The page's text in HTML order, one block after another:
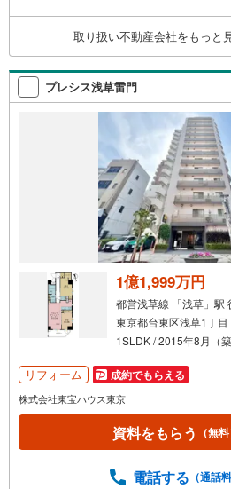
迎えに上がります。■不動産
○住宅ローンのご相談 ○買
のご相談 ○弊社買取も行って
取り扱い不動産会社をもっと
プレシス浅草雷門
1億1,999万円
都営浅草線 「浅草」駅
東京都台東区浅草1丁目
1SLDK / 2015年8月（築
リフォーム 成約でもらえる
株式会社東宝ハウス東京
資料をもらう （無料
電話する （通話